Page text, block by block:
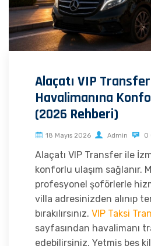
Alaçatı VIP
Havalimanına
(2026 Rehberi)
18 Mayıs 2026 Admin 0
Alaçatı VIP Transfer ile
konforlu ulaşım sağlanır.
profesyonel şoförlerle
villa adresinizden alınıp
bırakılırsınız. VIP Taksi
sayfasından havalimanı
edebilirsiniz. Yetmiş beş